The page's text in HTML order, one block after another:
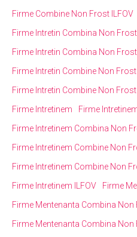
Firme Combine Non Frost ILFOV
Firme Intretin Combina Non Frost
Firme Intretin Combina Non Frost
Firme Intretin Combine Non Frost
Firme Intretin Combine Non Frost
Firme Intretinem
Firme
Firme Intretinem Combina Non
Firme Intretinem Combine Non
Firme Intretinem Combine Non
Firme Intretinem ILFOV
Firme
Firme Mentenanta Combina Non
Firme Mentenanta Combina Non